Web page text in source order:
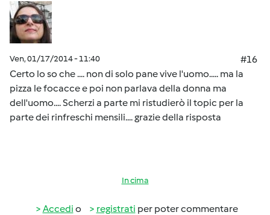
Ven, 01/17/2014 - 11:40
#16
Certo lo so che .... non di solo pane vive l'uomo..... ma la
pizza le focacce e poi non parlava della donna ma
dell'uomo.... Scherzi a parte mi ristudierò il topic per la
parte dei rinfreschi mensili.... grazie della risposta
In cima
Accedi o registrati per poter commentare